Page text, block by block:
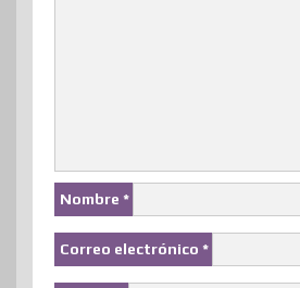
Nombre *
Correo electrónico *